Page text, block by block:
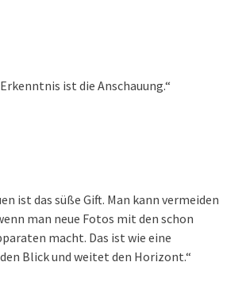
ist die Anschauung.“
ist das süße Gift. Man kann vermeiden
man neue Fotos mit den schon
macht. Das ist wie eine
Blick und weitet den Horizont.“